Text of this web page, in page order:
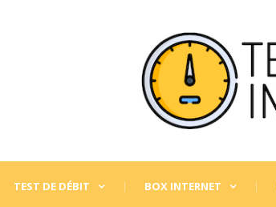
TEST DE DÉBIT BOX INTERNET